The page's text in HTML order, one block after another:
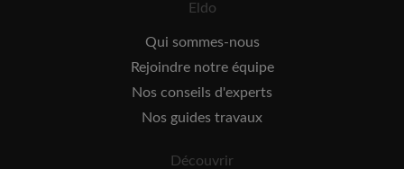
Eldo
Qui sommes-nous
Rejoindre notre équipe
Nos conseils d'experts
Nos guides travaux
Découvrir